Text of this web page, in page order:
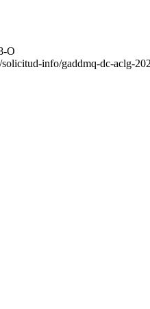
O
info/gaddmq-dc-aclg-